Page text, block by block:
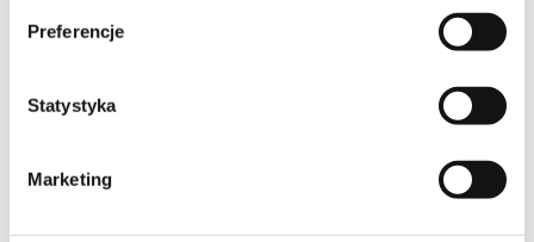
Preferencje
Statystyka
Marketing
skontaktuj się z nami, żeby uzyskać więcej